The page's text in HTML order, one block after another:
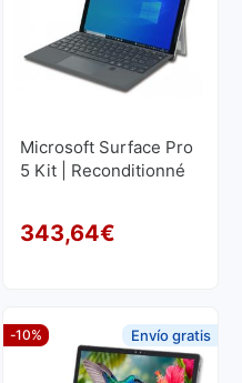
prix initial était :
prix actuel est :
Microsoft Surface Pro
5 Kit | Reconditionné
343,64€
-10% Envío gratis